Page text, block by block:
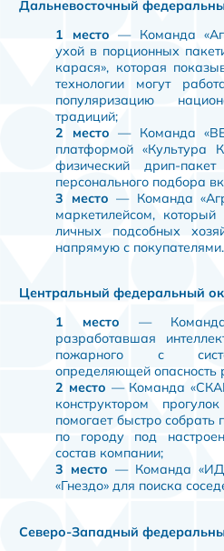
Дальневосточный
1 место — Команда
ухой в порционных
карася», которая
технологии могут
популяризацию
традиций;
2 место — Команда
платформой «Культура
физический дрип-
персонального подбора
3 место — Команда
маркетилейсом, который
личных подсобных
напрямую с покупателями.
Центральный федеральный
1 место — Команда
разработавшая
пожарного с
определяющей опасность
2 место — Команда
конструктором
помогает быстро
по городу под
состав компании;
3 место — Команда
«Гнездо» для поиска
Северо-Западный